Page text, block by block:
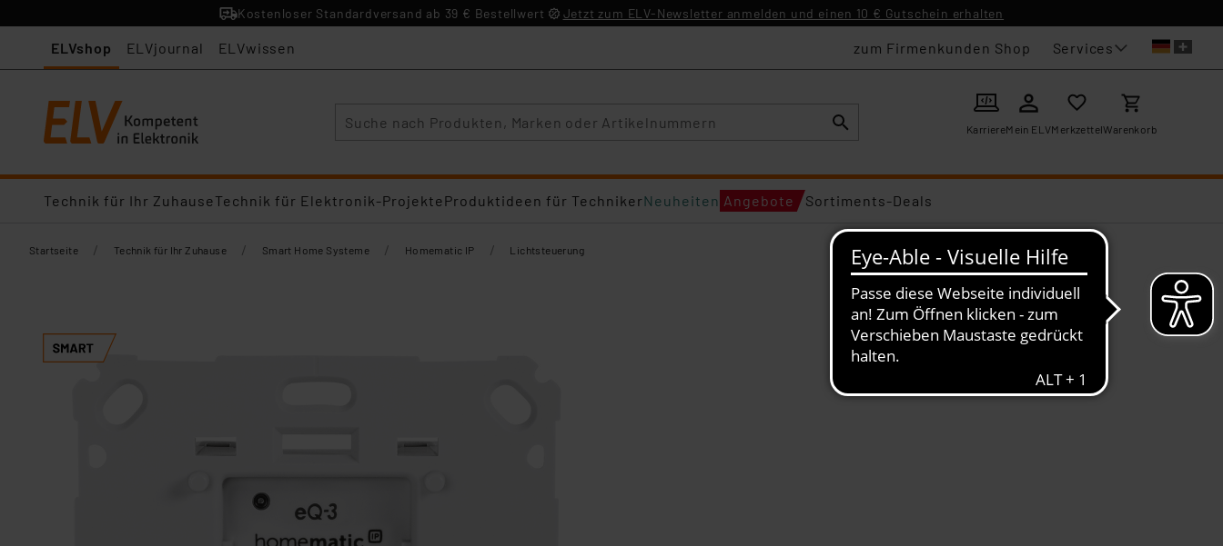
Kostenloser Standardversand ab 39 € Bestellwert Jetzt zum ELV-Newsletter anmelden und einen 10 € Gutschein erhalten
ELVshop ELVjournal ELVwissen zum Firmenkunden Shop Services
KarriereMein ELVMerkzettelWarenkorb
Technik für Ihr ZuhauseTechnik für Elektronik-ProjekteProduktideen für TechnikerNeuheiten Angebote Sortiments-Deals
Startseite / Technik für Ihr Zuhause / Smart Home Systeme / Homematic IP / Lichtsteuerung